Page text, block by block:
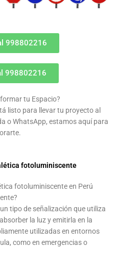
998802216
998802216
tu Espacio?
listo para llevar tu proyecto al
o WhatsApp, estamos aquí para
fotoluminiscente
fotoluminiscente en Perú
tipo de señalización que utiliza
la luz y emitirla en la
utilizadas en entornos
como en emergencias o